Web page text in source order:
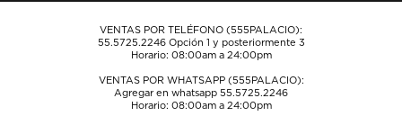
VENTAS POR TELÉFONO (555PALACIO):
55.5725.2246Opción 1 y posteriormente 3
Horario: 08:00am a 24:00pm
VENTAS POR WHATSAPP (555PALACIO):
Agregar en whatsapp 55.5725.2246
Horario: 08:00am a 24:00pm